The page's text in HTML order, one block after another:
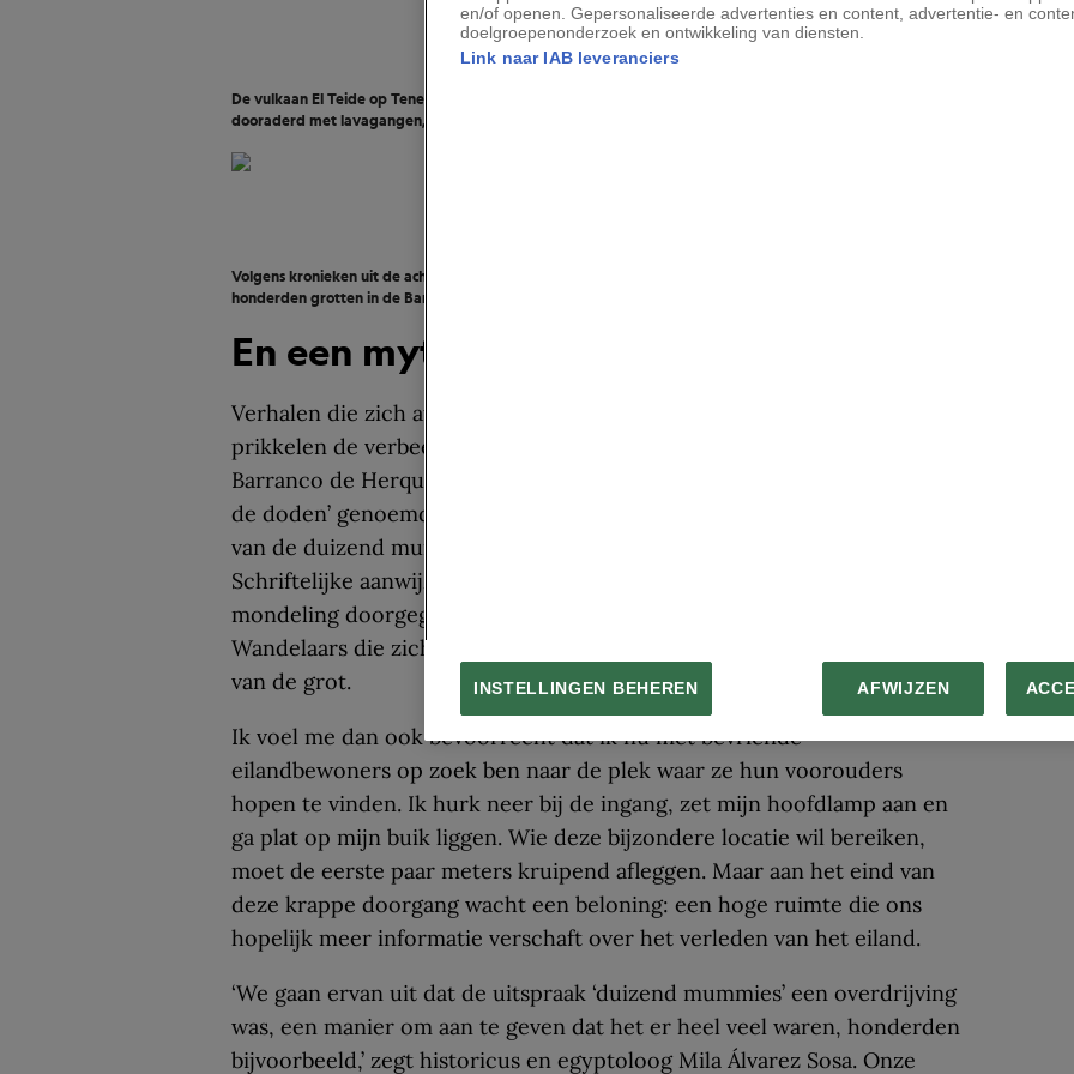
De vulkaan El Teide op Tenerife is de hoogste berg van Spanje. De vulkanische bodem van de archipel is
dooraderd met lavagangen, die zich goed leenden als grafruimten.
Volgens kronieken uit de achttiende eeuw is de mythische ‘grot van de duizend mummies’ een van
honderden grotten in de Barranco de Herques.
En een mythe was geboren
Verhalen die zich afspelen op het snijvlak van werkelijkheid en waanzin
prikkelen de verbeel­ding. Nu, tweeënhalve eeuw later, staan we in de
Barranco de Herques, vanwege de mummie­grotten ook wel ‘ravijn van
de doden’ genoemd. Volgens lokale archeologen zou de mythische ‘grot
van de duizend mummies’ zich in deze kloof moeten bevinden.
Schriftelijke aanwijzingen zijn er niet; de locatie van de grot is alleen
mondeling doorgegeven aan een select groepje lokale eilan­ders.
Wandelaars die zich op het pad begeven, hebben al helemaal geen weet
van de grot.
Ik voel me dan ook bevoorrecht dat ik nu met bevriende
eilandbewoners op zoek ben naar de plek waar ze hun voorouders
hopen te vinden. Ik hurk neer bij de ingang, zet mijn hoofdlamp aan en
ga plat op mijn buik liggen. Wie deze bij­zondere locatie wil bereiken,
moet de eerste paar meters kruipend afleggen. Maar aan het eind van
deze krappe doorgang wacht een beloning: een hoge ruimte die ons
hopelijk meer informatie verschaft over het verleden van het eiland.
‘We gaan ervan uit dat de uitspraak ‘duizend mummies’ een overdrijving
was, een manier om aan te geven dat het er heel veel waren, honder­den
bijvoorbeeld,’ zegt historicus en egyptoloog Mila Álvarez Sosa. Onze
en/of openen. Gepersonaliseerde advertenties en content, advertentie- en
doelgroepenonderzoek en ontwikkeling van diensten.
Link naar IAB leveranciers
INSTELLINGEN BEHEREN AFWIJZEN